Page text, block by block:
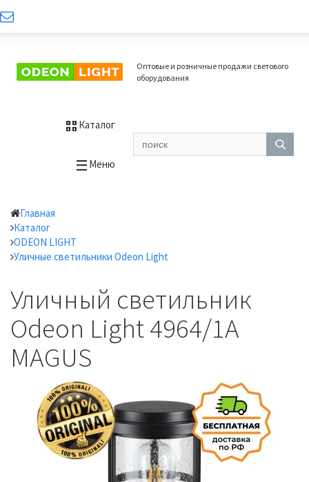
Оптовые и розничные продажи светового
оборудования
Каталог
Меню
Главная
Каталог
ODEON LIGHT
Уличные светильники Odeon Light
Уличный светильник
Odeon Light 4964/1A
MAGUS